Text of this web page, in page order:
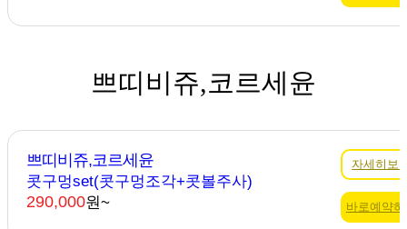
쁘띠비쥬,코르세윤
쁘띠비쥬,코르세윤
콧구멍set(콧구멍조각+콧볼주사)
자세히보
290,000원~ 바로예약